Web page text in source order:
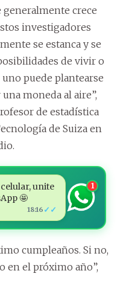
crece
investigadores
se estanca y se
de vivir o
uno puede plantearse
moneda al aire”,
de estadística
de Suiza en
unite
🤩
18:16 ✓✓
1
cumpleaños. Si no,
en el próximo año”,